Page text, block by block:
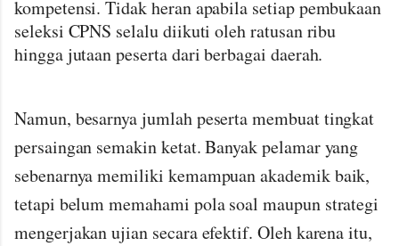
kompetensi. Tidak heran apabila setiap pembukaan
seleksi CPNS selalu diikuti oleh ratusan ribu
hingga jutaan peserta dari berbagai daerah.
Namun, besarnya jumlah peserta membuat tingkat
persaingan semakin ketat. Banyak pelamar yang
sebenarnya memiliki kemampuan akademik baik,
tetapi belum memahami pola soal maupun strategi
mengerjakan ujian secara efektif. Oleh karena itu,